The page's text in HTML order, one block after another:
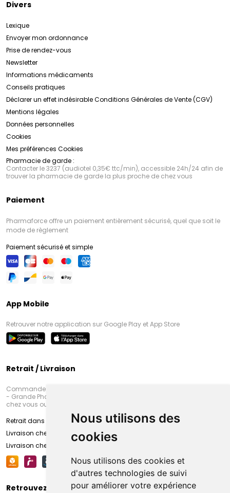
Nous utilisons des
cookies
Nous utilisons des cookies et
d'autres technologies de suivi
pour améliorer votre expérience
Divers
Lexique
Envoyer mon ordonnance
Prise de rendez-vous
Newsletter
Informations médicaments
Conseils pratiques
Déclarer un effet indésirableConditions Générales de Vente (CGV)
Mentions légales
Données personnelles
Cookies
Mes préférences Cookies
Pharmacie de garde :
Contacter le 3237 (audiotel 0,35€ ttc/min), accessible 24h/24 afin de
trouver la pharmacie de garde la plus proche de chez vous
Paiement
Pharmaforce offre un paiement entièrement sécurisé, quel que soit le
mode de règlement
Paiement sécurisé et simple
App Mobile
Retrouver notre application sur Google Play et App Store
Retrait / Livraison
Commandez en ligne et venez chercher votre commande à Amiens
- Grande Pharmacie d’Amiens (Fachon) ou recevez-là rapidement
chez vous ou en point retrait
Retrait dans la pharmacie d’Amiens
Livraison chez vous
Livraison chez votre commerçant
Retrouvez-nous sur vos réseaux sociaux